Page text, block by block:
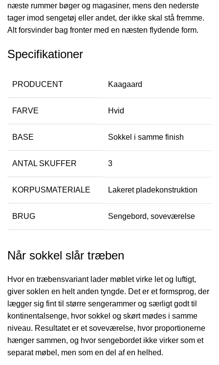
næste rummer bøger og magasiner, mens den nederste
tager imod sengetøj eller andet, der ikke skal stå fremme.
Alt forsvinder bag fronter med en næsten flydende form.
Specifikationer
PRODUCENT Kaagaard
FARVE Hvid
BASE Sokkel i samme finish
ANTAL SKUFFER 3
KORPUSMATERIALE Lakeret pladekonstruktion
BRUG Sengebord, soveværelse
Når sokkel slår træben
Hvor en træbensvariant lader møblet virke let og luftigt,
giver soklen en helt anden tyngde. Det er et formsprog, der
lægger sig fint til større sengerammer og særligt godt til
kontinentalsenge, hvor sokkel og skørt mødes i samme
niveau. Resultatet er et soveværelse, hvor proportionerne
hænger sammen, og hvor sengebordet ikke virker som et
separat møbel, men som en del af en helhed.